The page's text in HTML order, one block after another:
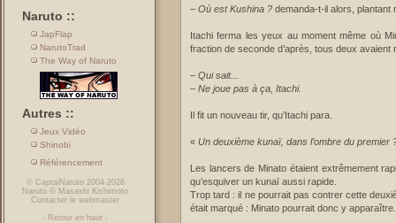
Naruto ::
JapFlap
NarutoTrad
The Way of Naruto
Autres ::
Jeux Vidéo
Shinobi
Référencement
© CaptaiNaruto2004-2026
Naruto © Masashi Kishimoto
Contacter le webmaster
- Retour en haut -
– Où est Kushina ? demanda-t-il alors, plantant
Itachi ferma les yeux au moment même où
fraction de seconde d’après, tous deux avaient
– Qui sait...
– Ne joue pas à ça, Itachi.
Il fit un nouveau tir, qu’Itachi para.
« Un deuxième kunaï, dans l’ombre du premier
Les lancers de Minato étaient extrêmement
qu’esquiver un kunaï aussi rapide.
Trop tard : il ne pourrait pas contrer cette
était marqué : Minato pourrait donc y apparaître.